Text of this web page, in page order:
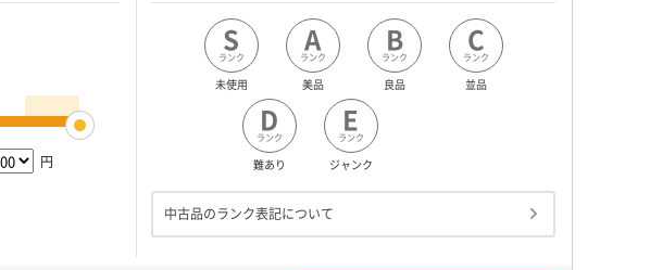
円
S
ランク
未使用
A
ランク
美品
B
ランク
良品
C
ランク
並品
D
ランク
難あり
E
ランク
ジャンク
中古品のランク表記について